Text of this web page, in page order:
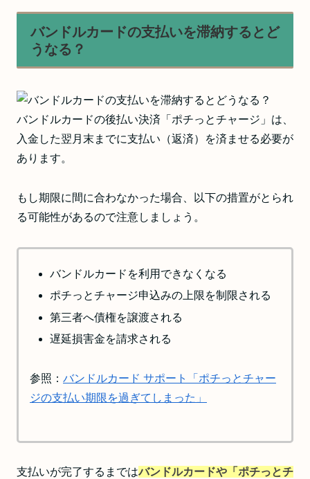
バンドルカードの支払いを滞納するとど
うなる？
バンドルカードの後払い決済「ポチっとチャージ」は、
入金した翌月末までに支払い（返済）を済ませる必要が
あります。
もし期限に間に合わなかった場合、以下の措置がとられ
る可能性があるので注意しましょう。
バンドルカードを利用できなくなる
ポチっとチャージ申込みの上限を制限される
第三者へ債権を譲渡される
遅延損害金を請求される
参照： バンドルカード サポート「ポチっとチャー
ジの支払い期限を過ぎてしまった」
支払いが完了するまではバンドルカードや「ポチっとチ